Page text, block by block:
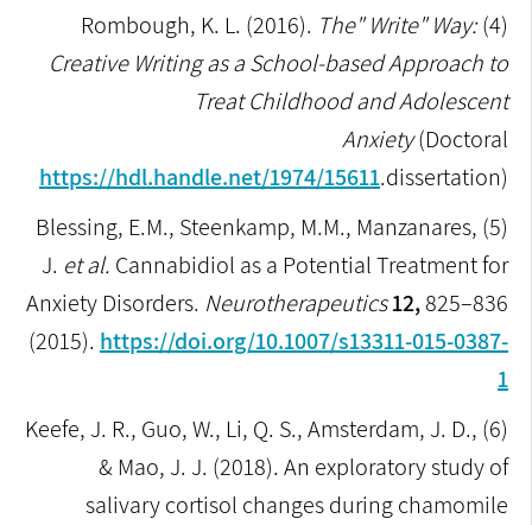
(4)
Rombough, K. L. (2016). The" Write" Way:
Creative Writing as a School-based Approach to
Treat Childhood and Adolescent
Anxiety(Doctoral
dissertation).‏
https://hdl.handle.net/1974/15611
(5)
Blessing, E.M., Steenkamp, M.M., Manzanares,
J. et al. Cannabidiol as a Potential Treatment for
Anxiety Disorders. Neurotherapeutics12,825–836
(2015). https://doi.org/10.1007/s13311-015-0387-
1
(6)
Keefe, J. R., Guo, W., Li, Q. S., Amsterdam, J. D.,
& Mao, J. J. (2018). An exploratory study of
salivary cortisol changes during chamomile